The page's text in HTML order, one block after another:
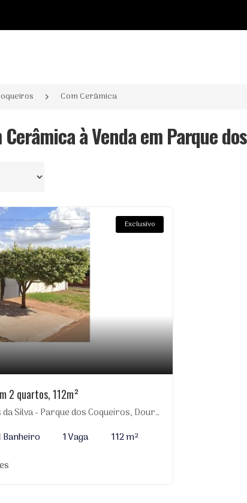
Com Cerâmica
Cerâmica à Venda em Parque
Exclusivo
2 quartos, 112m²
Silva - Parque dos Coqueiros, Dourados-MS
Banheiro 1 Vaga
112 m²